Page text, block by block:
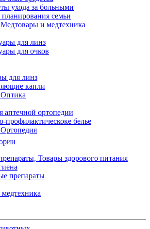
ухода за больными
семьи
Медтовары и медтехника
для линз
для очков
для линз
капли
Оптика
аптечной ортопедии
профилактическоке белье
Ортопедия
Товары здорового питания
препараты